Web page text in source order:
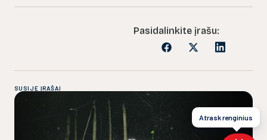
Pasidalinkite įrašu:
SUSIJĘ ĮRAŠAI
Atrask renginius